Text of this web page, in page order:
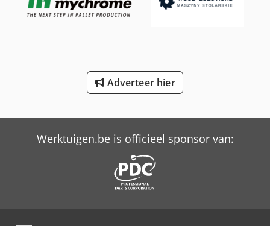
Trailer And Tools
Versalift Vtl-140-F
Adverteer hier
Werktuigen.be is officieel sponsor van: